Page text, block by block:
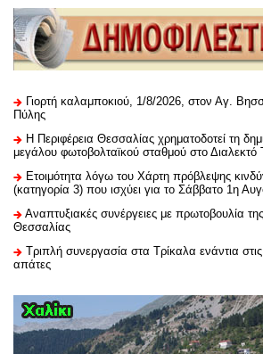
Γιορτή καλαμποκιού, 1/8/2026, στον Αγ.
Πύλης
H Περιφέρεια Θεσσαλίας χρηματοδοτεί τη
μεγάλου φωτοβολταϊκού σταθμού στο Διαλεκτό
Ετοιμότητα λόγω του Χάρτη πρόβλεψης
(κατηγορία 3) που ισχύει για το Σάββατο 1η
Αναπτυξιακές συνέργειες με πρωτοβουλία
Θεσσαλίας
Τριπλή συνεργασία στα Τρίκαλα ενάντια
απάτες